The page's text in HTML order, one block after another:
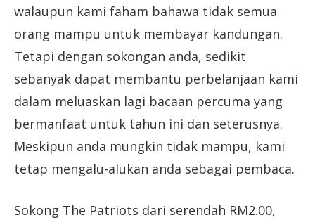
walaupun kami faham bahawa tidak semua
orang mampu untuk membayar kandungan.
Tetapi dengan sokongan anda, sedikit
sebanyak dapat membantu perbelanjaan kami
dalam meluaskan lagi bacaan percuma yang
bermanfaat untuk tahun ini dan seterusnya.
Meskipun anda mungkin tidak mampu, kami
tetap mengalu-alukan anda sebagai pembaca.
Sokong The Patriots dari serendah RM2.00,